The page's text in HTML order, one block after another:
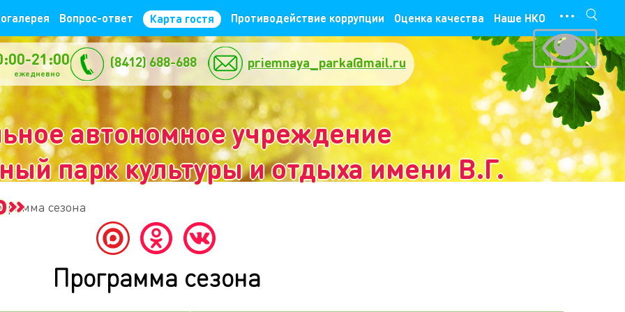
Вопрос-ответ Карта гостя Противодействие коррупции Оценка качества Наше НКО ···
автономное учреждение
парк культуры и отдыха имени В.Г.
21:00 (8412) 688-688 priemnaya_parka@mail.ru
сезона
Программа сезона